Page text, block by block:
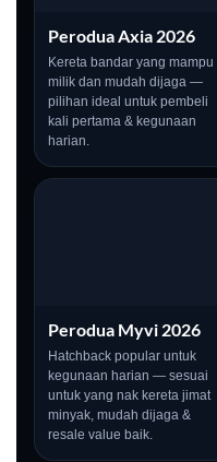
Perodua Axia 2026
Kereta bandar yang mampu
milik dan mudah dijaga —
pilihan ideal untuk pembeli
kali pertama & kegunaan
harian.
Perodua Myvi 2026
Hatchback popular untuk
kegunaan harian — sesuai
untuk yang nak kereta jimat
minyak, mudah dijaga &
resale value baik.